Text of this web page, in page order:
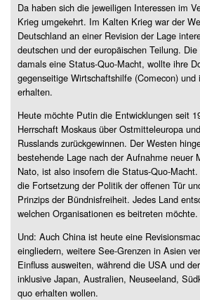
Da haben sich die jeweiligen Interessen im
Krieg umgekehrt. Im Kalten Krieg war der
Deutschland an einer Revision der Lage
deutschen und der europäischen Teilung.
damals eine Status-Quo-Macht, wollte ihre
gegenseitige Wirtschaftshilfe (Comecon) und
erhalten.
Heute möchte Putin die Entwicklungen seit
Herrschaft Moskaus über Ostmitteleuropa
Russlands zurückgewinnen. Der Westen
bestehende Lage nach der Aufnahme neuer
Nato, ist also insofern die Status-Quo-
die Fortsetzung der Politik der offenen Tür
Prinzips der Bündnisfreiheit. Jedes Land
welchen Organisationen es beitreten möchte.
Und: Auch China ist heute eine
eingliedern, weitere See-Grenzen in Asien
Einfluss ausweiten, während die USA und
inklusive Japan, Australien, Neuseeland,
quo erhalten wollen.